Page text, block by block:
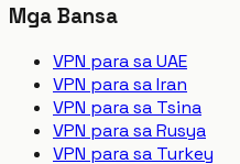
Mga Bansa
VPN para sa UAE
VPN para sa Iran
VPN para sa Tsina
VPN para sa Rusya
VPN para sa Turkey